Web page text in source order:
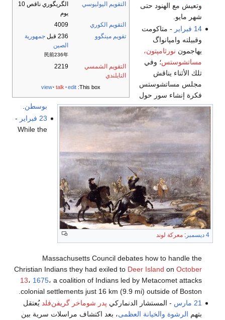
التقويم اليوليوسي
الگريگوري ناقص 10
يوم
التقويم الكوري
4009
تقويم مينگوو
236 قبل
جمهورية
الصين
民前236年
التقويم الشمسي
التايلندي
2219
This box:
view talk edit
4 ديسمبر : معركة لوند
وتعيش مع الهنود حتى
شهر مايو.
14 فبراير
- متاكومت
وقبيلته وامپانواگ
يهاجمون نورثامپتون،
مساتشوستس؛ وفي
تلك الأثناء يناقش
مجلس مساتشوستس
فكرة إنشاء سور حول
بوسطن.
23 فبراير
-
While the
Massachusetts Council debates how to handle the
Christian Indians they had exiled to Deer Island on October
13، 1675، a coalition of Indians led by Metacomet attacks
colonial settlements just 16 km (9.9 mi) outside of Boston.
21 مارس
- المستشار الدنماركي پدر شوماخر گريفن‌فلد يُعتقل
بتهم الرشوة والخيانة العظمى، بعد اكتشاف مراسلات سرية بين